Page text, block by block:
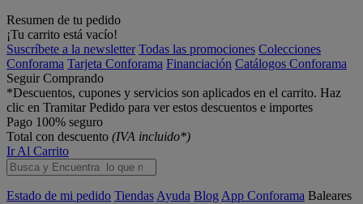
Resumen de tu pedido
¡Tu carrito está vacío!
Suscríbete a la newsletter Todas las promociones Colecciones
Conforama Tarjeta Conforama Financiación Catálogos Conforama
Seguir Comprando
*Descuentos, cupones y servicios son aplicados en el carrito. Haz
clic en Tramitar Pedido para ver estos descuentos e importes
Pago 100% seguro
Total con descuento (IVA incluido*)
Ir Al Carrito
Estado de mi pedido Tiendas Ayuda Blog App Conforama Baleares